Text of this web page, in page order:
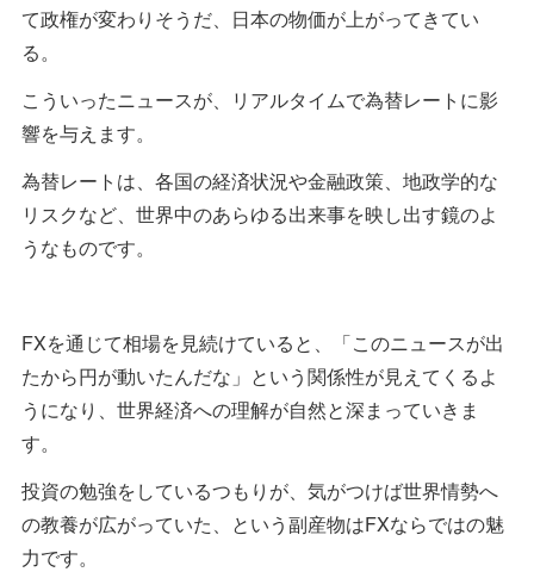
て政権が変わりそうだ、日本の物価が上がってきてい
る。
こういったニュースが、リアルタイムで為替レートに影
響を与えます。
為替レートは、各国の経済状況や金融政策、地政学的な
リスクなど、世界中のあらゆる出来事を映し出す鏡のよ
うなものです。
FXを通じて相場を見続けていると、「このニュースが出
たから円が動いたんだな」という関係性が見えてくるよ
うになり、世界経済への理解が自然と深まっていきま
す。
投資の勉強をしているつもりが、気がつけば世界情勢へ
の教養が広がっていた、という副産物はFXならではの魅
力です。